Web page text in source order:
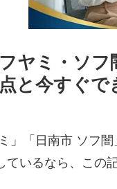
ヤミ・ソ
と今すぐで
」「日南市 ソフ
ているなら、この